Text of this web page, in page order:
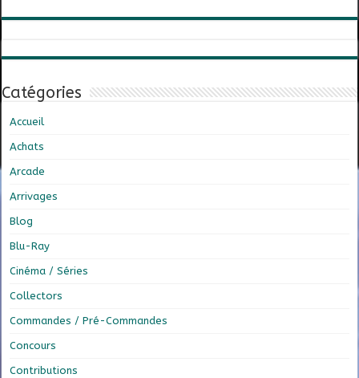
Catégories
Accueil
Achats
Arcade
Arrivages
Blog
Blu-Ray
Cinéma / Séries
Collectors
Commandes / Pré-Commandes
Concours
Contributions